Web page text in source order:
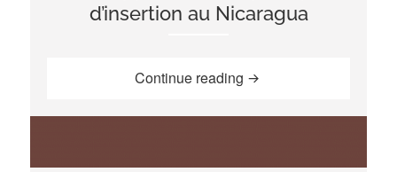
d’insertion au Nicaragua
Continue reading “Une école pour tous :